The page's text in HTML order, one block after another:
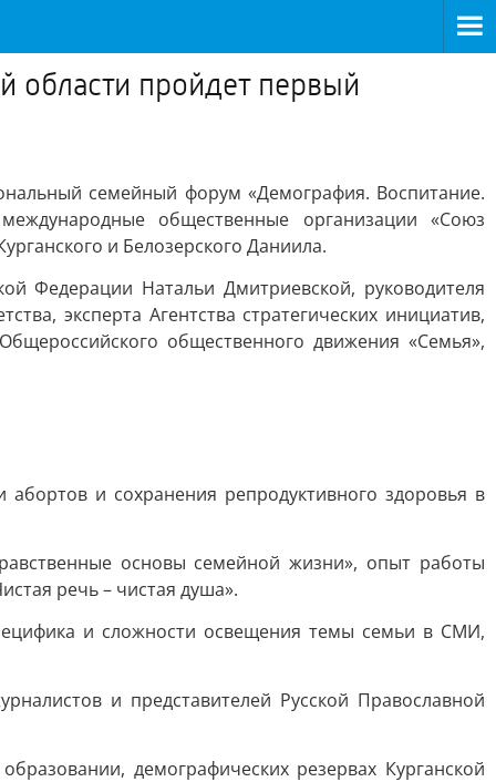
области пройдет первый
семейный форум «Демография. Воспитание.
общественные организации «Союз
и Белозерского Даниила.
Федерации Натальи Дмитриевской, руководителя
эксперта Агентства стратегических инициатив,
общественного движения «Семья»,
и сохранения репродуктивного здоровья в
основы семейной жизни», опыт работы
речь – чистая душа».
и сложности освещения темы семьи в СМИ,
и представителей Русской Православной
демографических резервах Курганской